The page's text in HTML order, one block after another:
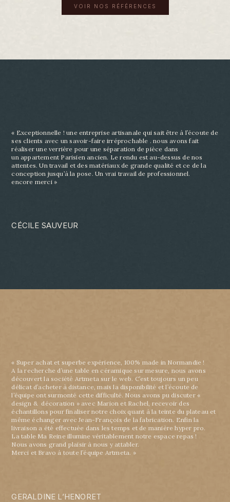
VOIR NOS RÉFÉRENCES
« Exceptionnelle ! une entreprise artisanale qui sait être à l’écoute de
ses clients avec un savoir-faire irréprochable . nous avons fait
réaliser une verrière pour une séparation de pièce dans
un appartement Parisien ancien. Le rendu est au-dessus de nos
attentes. Un travail et des matériaux de grande qualité et ce de la
conception jusqu’à la pose. Un vrai travail de professionnel.
encore merci »
CÉCILE SAUVEUR
« Super achat et superbe expérience, 100% made in Normandie !
A la recherche d’une table en céramique sur mesure, nous avons
découvert la société Artmeta sur le web. C’est toujours un peu
délicat d’acheter à distance, mais la disponibilité et l’écoute de
l’équipe ont surmonté cette difficulté. Nous avons pu discuter «
design & décoration » avec Marion et Rachel, recevoir des
échantillons pour finaliser notre choix quant à la teinte du plateau et
même échanger avec Jean-François de la fabrication. Enfin la
livraison a été effectuée dans les temps et de manière hyper pro.
La table Ma Reine illumine véritablement notre espace repas !
Nous avons grand plaisir à nous y attabler.
Merci et Bravo à toute l’équipe Artmeta. »
GERALDINE L’HENORET